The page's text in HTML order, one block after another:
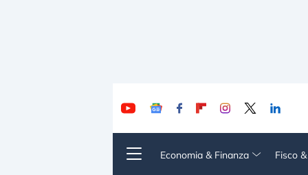
Economia & Finanza Fisco